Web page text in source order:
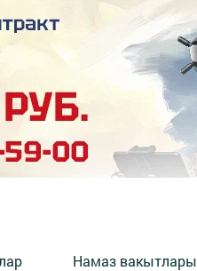
Намаз вакытлары